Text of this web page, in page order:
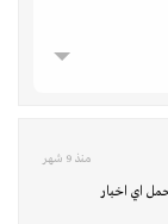
منذ 9 شهر
اي اخبار